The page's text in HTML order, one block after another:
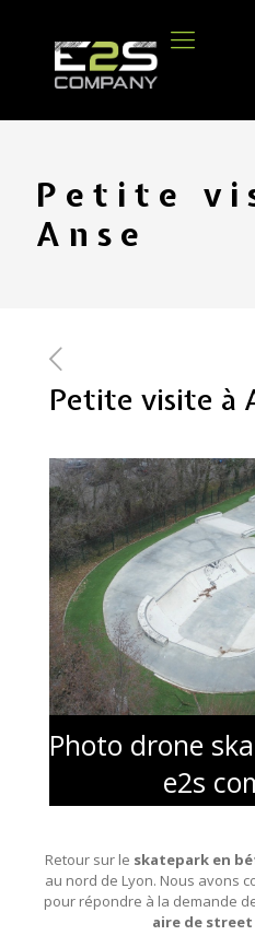
Petite
Anse
Petite visite à
Photo drone
e2s
Retour sur le skatepark en
au nord de Lyon. Nous avons
pour répondre à la demande
aire de